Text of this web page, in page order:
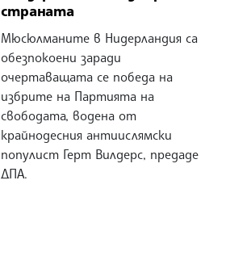
страната
Мюсюлманите в Нидерландия са
обезпокоени заради
очертаващата се победа на
избрите на Партията на
свободата, водена от
крайнодесния антиислямски
популист Герт Вилдерс, предаде
ДПА.